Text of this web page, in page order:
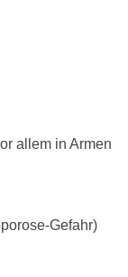
allem in Armen
Gefahr)